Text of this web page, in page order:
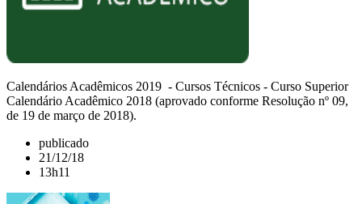
Calendários Acadêmicos 2019 - Cursos Técnicos - Curso Superior
Calendário Acadêmico 2018 (aprovado conforme Resolução nº 09,
de 19 de março de 2018).
publicado
21/12/18
13h11